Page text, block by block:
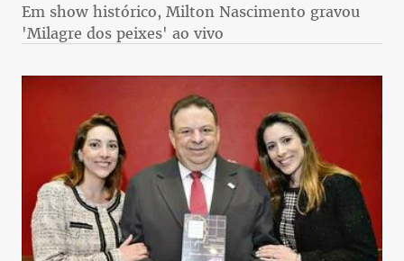
Em show histórico, Milton Nascimento gravou
'Milagre dos peixes' ao vivo